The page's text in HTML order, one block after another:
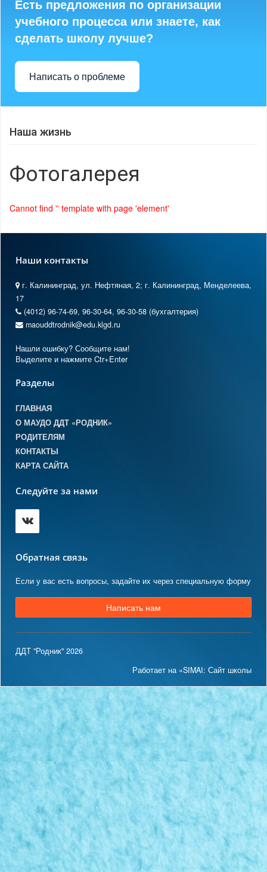
Есть предложения по организации
учебного процесса или знаете, как
сделать школу лучше?
Написать о проблеме
Наша жизнь
Фотогалерея
Cannot find '' template with page 'element'
Наши контакты
г. Калининград, ул. Нефтяная, 2; г. Калининград, Менделеева,
17
(4012) 96-74-69, 96-30-64, 96-30-58 (бухгалтерия)
maouddtrodnik@edu.klgd.ru
Нашли ошибку? Сообщите нам!
Выделите и нажмите Ctr+Enter
Разделы
ГЛАВНАЯ
О МАУДО ДДТ «РОДНИК»
РОДИТЕЛЯМ
КОНТАКТЫ
КАРТА САЙТА
Следуйте за нами
Обратная связь
Если у вас есть вопросы, задайте их через специальную форму
Написать нам
ДДТ "Родник" 2026
Работает на «SIMAI: Сайт школы